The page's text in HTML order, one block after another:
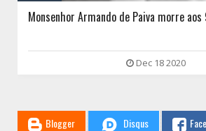
Monsenhor Armando de Paiva morre
Dec 18 2020
Blogger Disqus